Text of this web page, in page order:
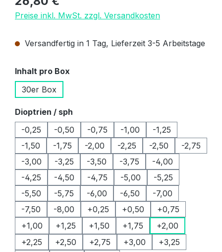
Preise inkl. MwSt. zzgl. Versandkosten
Versandfertig in 1 Tag, Lieferzeit 3-5 Arbeitstage
Inhalt pro Box
30er Box
Dioptrien / sph
-0,25
-0,50 -0,75 -1,00
-1,25
-1,50
-1,75 -2,00 -2,25 -2,50
-2,75
-3,00
-3,25 -3,50 -3,75
-4,00
-4,25
-4,50 -4,75 -5,00
-5,25
-5,50
-5,75 -6,00 -6,50
-7,00
-7,50
-8,00 +0,25 +0,50
+0,75
+1,00
+1,25 +1,50 +1,75
+2,00
+2,25
+2,50 +2,75 +3,00
+3,25